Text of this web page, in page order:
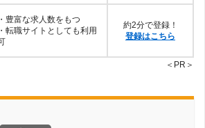
・豊富な求人数をもつ
・転職サイトとしても利用
約2分で登録！
登録はこちら
＜PR＞